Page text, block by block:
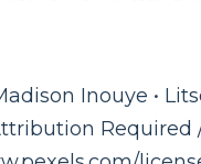
Inouye •
Required